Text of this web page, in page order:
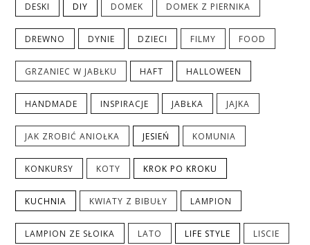
DESKI DIY DOMEK DOMEK Z PIERNIKA
DREWNO DYNIE DZIECI FILMY FOOD
GRZANIEC W JABŁKU HAFT HALLOWEEN
HANDMADE INSPIRACJE JABŁKA JAJKA
JAK ZROBIĆ ANIOŁKA JESIEŃ KOMUNIA
KONKURSY KOTY KROK PO KROKU
KUCHNIA KWIATY Z BIBUŁY LAMPION
LAMPION ZE SŁOIKA LATO LIFE STYLE LISCIE